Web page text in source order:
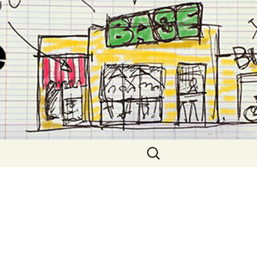
Rechercher :